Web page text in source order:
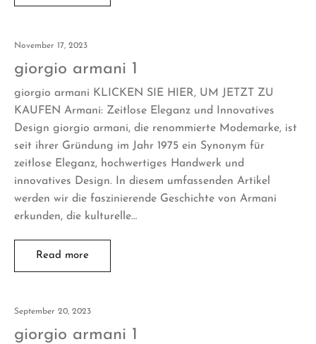
November 17, 2023
giorgio armani 1
giorgio armani KLICKEN SIE HIER, UM JETZT ZU
KAUFEN Armani: Zeitlose Eleganz und Innovatives
Design giorgio armani, die renommierte Modemarke, ist
seit ihrer Gründung im Jahr 1975 ein Synonym für
zeitlose Eleganz, hochwertiges Handwerk und
innovatives Design. In diesem umfassenden Artikel
werden wir die faszinierende Geschichte von Armani
erkunden, die kulturelle…
Read more
September 20, 2023
giorgio armani 1